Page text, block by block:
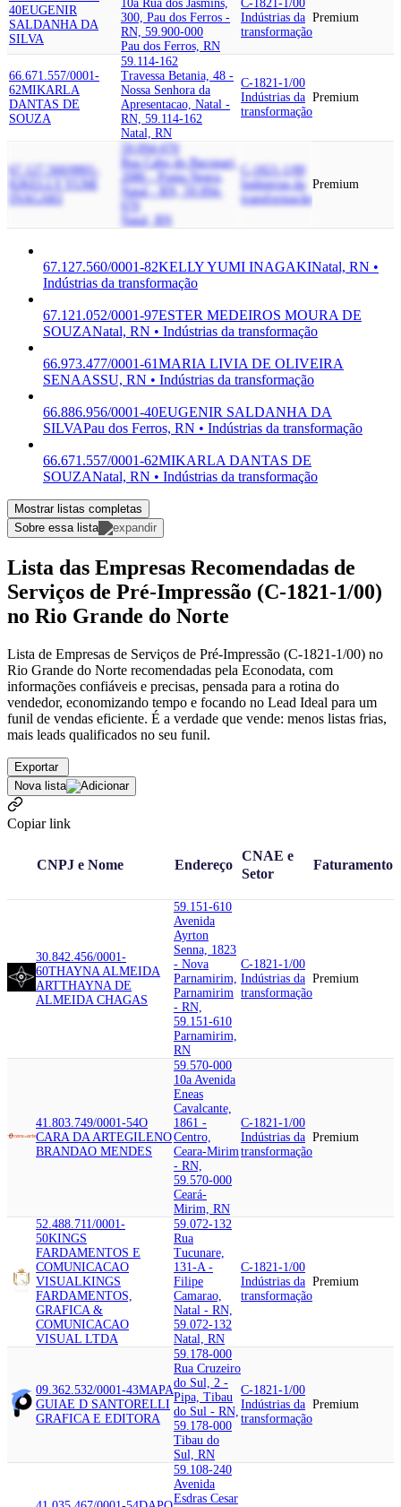
40EUGENIR
SALDANHA DA
SILVA
10a Rua dos Jasmins,
300, Pau dos Ferros -
RN, 59.900-000
Pau dos Ferros, RN
C-1821-1/00
Indústrias da
transformação
Premium
66.671.557/0001-
62MIKARLA
DANTAS DE
SOUZA
59.114-162
Travessa Betania, 48 -
Nossa Senhora da
Apresentacao, Natal -
RN, 59.114-162
Natal, RN
C-1821-1/00
Indústrias da
transformação
Premium
67.127.560/0001-
82 KELLY YUMI
INAGAKI
59.094-070
Rua Cabo do Bacopari,
2086 - Ponta Negra,
Natal - RN, 59.094-
Natal, RN
C-1821-1/00
Indústrias da
transformação
Premium
67.127.560/0001-82KELLY YUMI INAGAKINatal, RN •
Indústrias da transformação
67.121.052/0001-97ESTER MEDEIROS MOURA DE
SOUZANatal, RN • Indústrias da transformação
66.973.477/0001-61MARIA LIVIA DE OLIVEIRA
SENAASSU, RN • Indústrias da transformação
66.886.956/0001-40EUGENIR SALDANHA DA
SILVAPau dos Ferros, RN • Indústrias da transformação
66.671.557/0001-62MIKARLA DANTAS DE
SOUZANatal, RN • Indústrias da transformação
Mostrar listas completas
Sobre essa lista
Lista das Empresas Recomendadas de
Serviços de Pré-Impressão (C-1821-1/00)
no Rio Grande do Norte
Lista de Empresas de Serviços de Pré-Impressão (C-1821-1/00) no
Rio Grande do Norte recomendadas pela Econodata, com
informações confiáveis e precisas, pensada para a rotina do
vendedor, economizando tempo e focando no Lead Ideal para um
funil de vendas eficiente. É a verdade que vende: menos listas frias,
mais leads qualificados no seu funil.
Exportar
Nova lista
Copiar link
CNPJ e Nome Endereço
CNAE e
Setor
Faturamento
30.842.456/0001-
60THAYNA ALMEIDA
ARTTHAYNA DE
ALMEIDA CHAGAS
59.151-610
Avenida
Ayrton
Senna, 1823
- Nova
Parnamirim,
Parnamirim
- RN,
59.151-610
Parnamirim,
RN
C-1821-1/00
Indústrias da
transformação
Premium
41.803.749/0001-54O
CARA DA ARTEGILENO
BRANDAO MENDES
59.570-000
10a Avenida
Eneas
Cavalcante,
1861 -
Centro,
Ceara-Mirim
- RN,
59.570-000
Ceará-
Mirim, RN
C-1821-1/00
Indústrias da
transformação
Premium
52.488.711/0001-
50KINGS
FARDAMENTOS E
COMUNICACAO
VISUALKINGS
FARDAMENTOS,
GRAFICA &
COMUNICACAO
VISUAL LTDA
59.072-132
Rua
Tucunare,
131-A -
Filipe
Camarao,
Natal - RN,
59.072-132
Natal, RN
C-1821-1/00
Indústrias da
transformação
Premium
09.362.532/0001-43MAPA
GUIAE D SANTORELLI
GRAFICA E EDITORA
59.178-000
Rua Cruzeiro
do Sul, 2 -
Pipa, Tibau
do Sul - RN,
59.178-000
Tibau do
Sul, RN
C-1821-1/00
Indústrias da
transformação
Premium
59.108-240
Avenida
Esdras Cesar